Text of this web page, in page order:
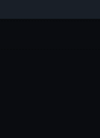
场副本均可单人完成